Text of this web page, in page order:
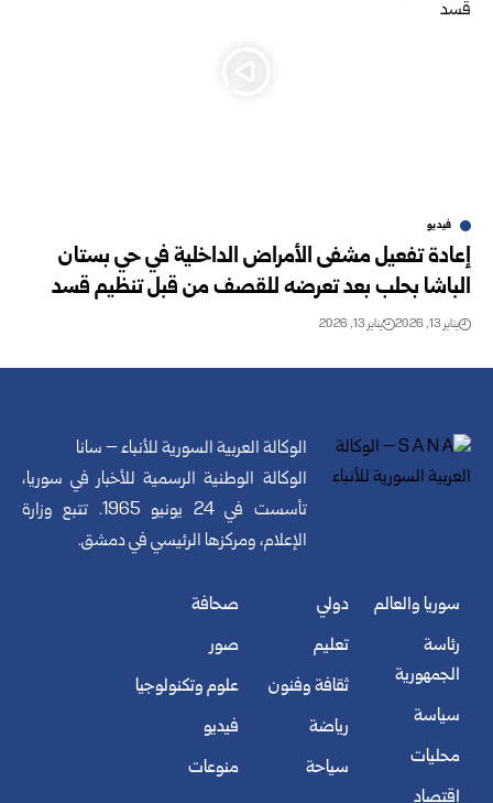
فيديو
إعادة تفعيل مشفى الأمراض الداخلية في حي بستان
الباشا بحلب بعد تعرضه للقصف من قبل تنظيم قسد
يناير 13, 2026 يناير 13, 2026
الوكالة العربية السورية للأنباء – سانا
الوكالة الوطنية الرسمية للأخبار في سوريا،
تأسست في 24 يونيو 1965. تتبع وزارة
الإعلام، ومركزها الرئيسي في دمشق.
سوريا والعالم
رئاسة
الجمهورية
سياسة
محليات
اقتصاد
دولي
تعليم
ثقافة وفنون
رياضة
سياحة
صحافة
صور
علوم وتكنولوجيا
فيديو
منوعات